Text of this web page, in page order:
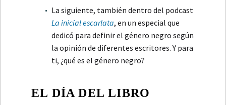
La siguiente, también dentro del podcast
La inicial escarlata, en un especial que
dedicó para definir el género negro según
la opinión de diferentes escritores. Y para
ti, ¿qué es el género negro?
EL DÍA DEL LIBRO